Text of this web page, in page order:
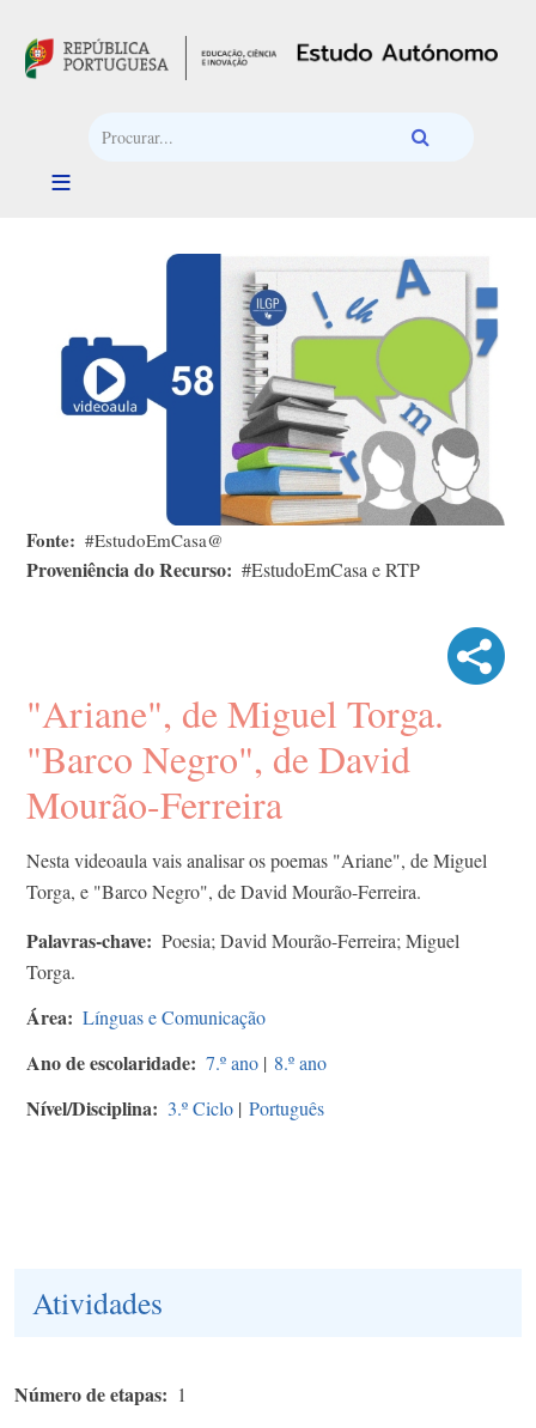
Fonte #EstudoEmCasa@
Proveniência do Recurso #EstudoEmCasa e RTP
"Ariane", de Miguel Torga.
"Barco Negro", de David
Mourão-Ferreira
Nesta videoaula vais analisar os poemas "Ariane", de Miguel
Torga, e "Barco Negro", de David Mourão-Ferreira.
Palavras-chave
Poesia; David Mourão-Ferreira; Miguel
Torga.
Área Línguas e Comunicação
Ano de escolaridade 7.º ano | 8.º ano
Nível/Disciplina 3.º Ciclo | Português
Atividades
Número de etapas 1